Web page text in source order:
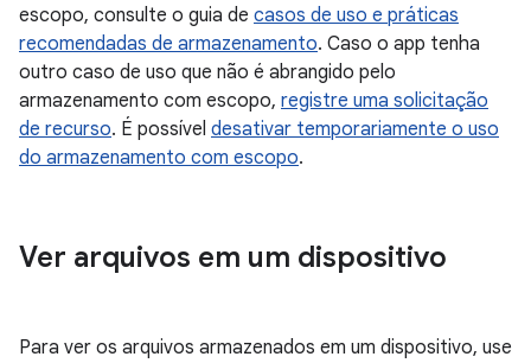
escopo, consulte o guia de casos de uso e práticas
recomendadas de armazenamento. Caso o app tenha
outro caso de uso que não é abrangido pelo
armazenamento com escopo, registre uma solicitação
de recurso. É possível desativar temporariamente o uso
do armazenamento com escopo.
Ver arquivos em um dispositivo
Para ver os arquivos armazenados em um dispositivo, use